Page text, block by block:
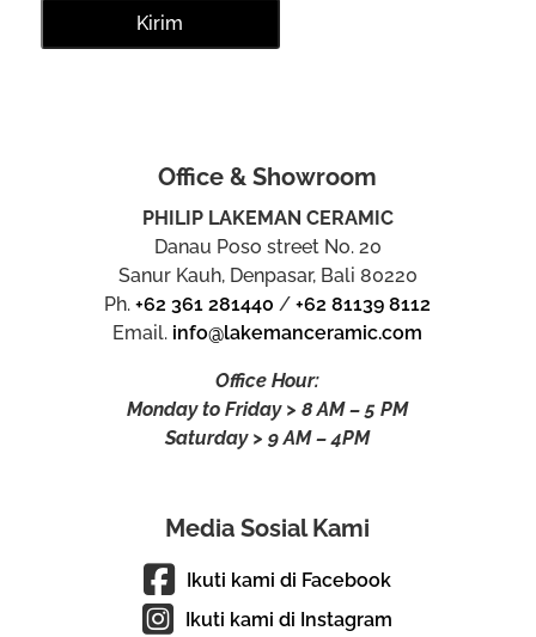
Office & Showroom
PHILIP LAKEMAN CERAMIC
Danau Poso street No. 20
Sanur Kauh, Denpasar, Bali 80220
Ph.+62 361 281440 /+62 81139 8112
Email. info@lakemanceramic.com
Office Hour:
Monday to Friday > 8 AM – 5 PM
Saturday > 9 AM – 4PM
Media Sosial Kami
Ikuti kami di Facebook
Ikuti kami di Instagram